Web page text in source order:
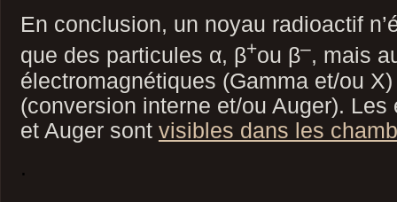
En conclusion, un noyau radioactif
que des particules α, β+ou β–, mais
électromagnétiques (Gamma et/ou
(conversion interne et/ou Auger).
et Auger sont visibles dans les
.